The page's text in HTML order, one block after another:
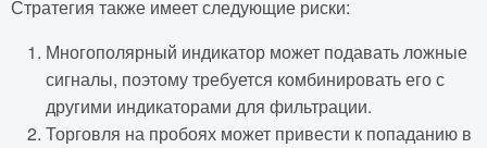
Стратегия также имеет следующие риски:
Многополярный индикатор может подавать ложные
сигналы, поэтому требуется комбинировать его с
другими индикаторами для фильтрации.
Торговля на пробоях может привести к попаданию в